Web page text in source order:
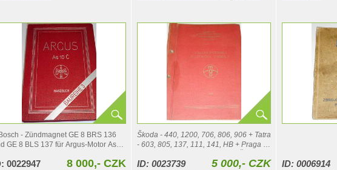
- Zündmagnet GE 8 BRS 136
GE 8 BLS 137 für Argus-Motor As
2015 A - Handbuch
0022947 8 000,- CZK
Škoda - 440, 1200, 706, 806, 906 + Tatra
- 603, 805, 137, 111, 141, HB + Praga -
150, 175, JAWA 50,…
ID: 0023739 5 000,- CZK ID: 0006914